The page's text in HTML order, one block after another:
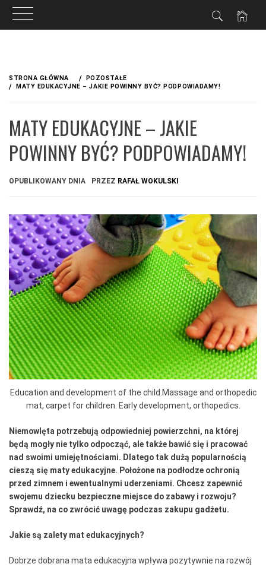
treściSTRONA GŁÓWNA
POZOSTAŁE
MATY EDUKACYJNE – JAKIE POWINNY BYĆ? PODPOWIADAMY!
MATY EDUKACYJNE – JAKIE
POWINNY BYĆ? PODPOWIADAMY!
OPUBLIKOWANY DNIA PRZEZ RAFAŁ WOKULSKI
Education and development of the child.Massage and orthopedic
mat, carpet for children. Early development, orthopedics.
Niemowlęta potrzebują odpowiedniej powierzchni, na której
będą mogły nie tylko odpocząć, ale także bawić się i pracować
nad swoimi umiejętnościami. Dlatego tak dużą popularnością
cieszą się maty edukacyjne. Położone na podłodze ochronią
przed zimnem i ewentualnymi uderzeniami. Chcesz zapewnić
swojemu dziecku bezpieczne miejsce do zabawy i rozwoju?
Sprawdź, na co zwrócić uwagę podczas zakupu gadżetu.
Jakie są zalety mat edukacyjnych?
Dobrze dobrana mata edukacyjna wpływa pozytywnie na rozwój